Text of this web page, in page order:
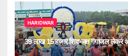
HARIDWAR
39 लाख 15 हजार शिवभक्त गंगाजल लेकर